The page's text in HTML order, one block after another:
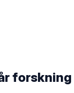
forskning